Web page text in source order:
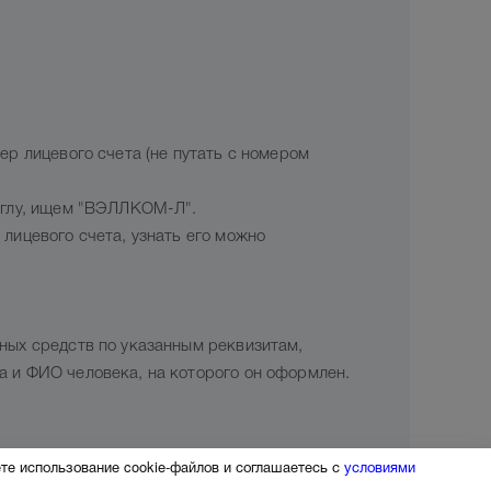
лицевого счета (не путать с номером
углу, ищем "ВЭЛЛКОМ-Л".
счета, узнать его можно
средств по указанным реквизитам,
и ФИО человека, на которого он оформлен.
использование cookie-файлов и соглашаетесь с условиями